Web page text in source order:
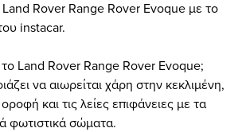
Rover Range Rover Evoque με το
instacar.
το Land Rover Range Rover Evoque;
να αιωρείται χάρη στην κεκλιμένη,
και τις λείες επιφάνειες με τα
φωτιστικά σώματα.